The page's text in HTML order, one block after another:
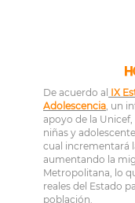
De acuerdo al IX
Adolescencia, un
apoyo de la
niñas y
cual incrementará
aumentando la
Metropolitana, lo
reales del Estado
población.